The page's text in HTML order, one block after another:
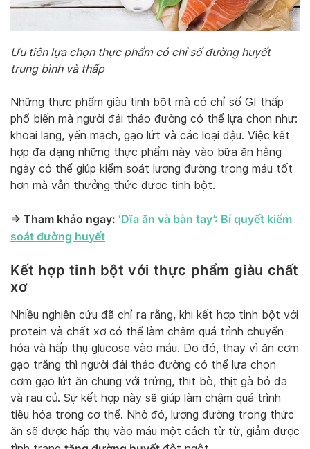
Ưu tiên lựa chọn thực phẩm có chỉ số đường huyết
trung bình và thấp
Những thực phẩm giàu tinh bột mà có chỉ số GI thấp
phổ biến mà người đái tháo đường có thể lựa chọn như:
khoai lang, yến mạch, gạo lứt và các loại đậu. Việc kết
hợp đa dạng những thực phẩm này vào bữa ăn hằng
ngày có thể giúp kiểm soát lượng đường trong máu tốt
hơn mà vẫn thưởng thức được tinh bột.
=> Tham khảo ngay: ‘Dĩa ăn và bàn tay’: Bí quyết kiểm
soát đường huyết
Kết hợp tinh bột với thực phẩm giàu chất
xơ
Nhiều nghiên cứu đã chỉ ra rằng, khi kết hợp tinh bột với
protein và chất xơ có thể làm chậm quá trình chuyển
hóa và hấp thụ glucose vào máu. Do đó, thay vì ăn cơm
gạo trắng thì người đái tháo đường có thể lựa chọn
cơm gạo lứt ăn chung với trứng, thịt bò, thịt gà bỏ da
và rau củ. Sự kết hợp này sẽ giúp làm chậm quá trình
tiêu hóa trong cơ thể. Nhờ đó, lượng đường trong thức
ăn sẽ được hấp thụ vào máu một cách từ từ, giảm được